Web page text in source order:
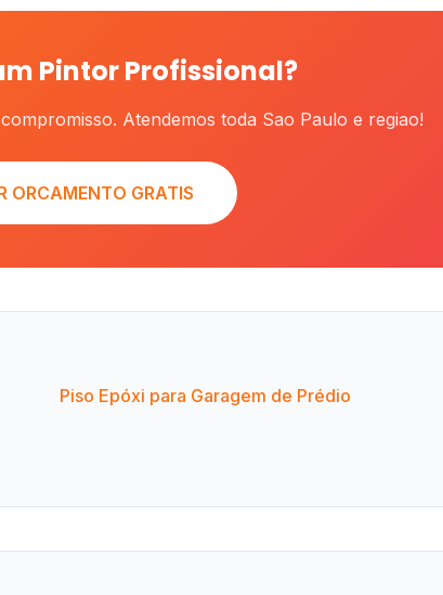
Pintor Profissional?
Atendemos toda Sao Paulo e regiao!
ORCAMENTO GRATIS
Piso Epóxi para Garagem de Prédio